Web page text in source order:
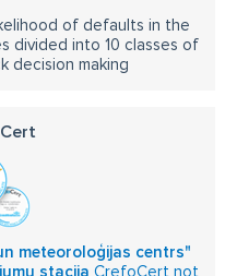
of defaults in the
divided into 10 classes of
decision making
meteoroloģijas centrs"
stacija CrefoCert not